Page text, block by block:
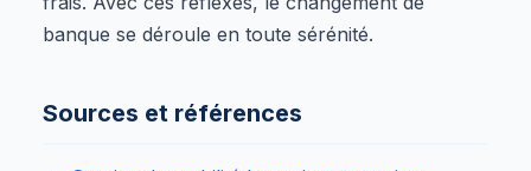
banque se déroule en toute sérénité.
Sources et références